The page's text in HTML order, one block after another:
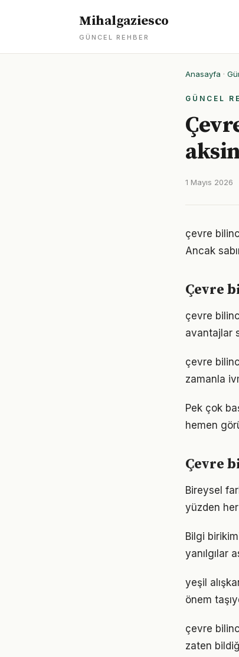
Mihalgaziesco
GÜNCEL REHBER
Anasayfa ·
GÜNCEL
1 Mayıs 2026
çevre
Ancak
Çevre
çevre
avantajlar
çevre
zamanla
Pek çok
hemen
Çevre
Bireysel
yüzden
Bilgi
yanılgılar
yeşil
önem
çevre
zaten